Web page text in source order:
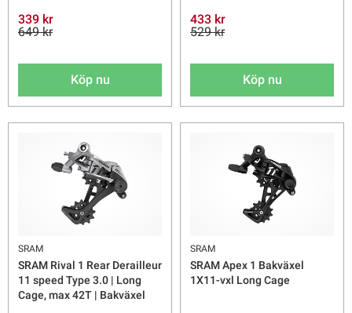
339 kr
649 kr
Köp nu
433 kr
529 kr
Köp nu
SRAM
SRAM Rival 1 Rear Derailleur
11 speed Type 3.0 | Long
Cage, max 42T | Bakväxel
SRAM
SRAM Apex 1 Bakväxel
1X11-vxl Long Cage